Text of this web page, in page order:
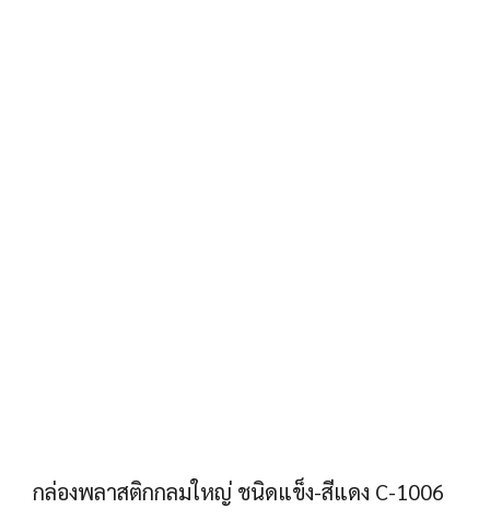
กล่องพลาสติกกลมใหญ่ ชนิดแข็ง-สีแดง C-1006